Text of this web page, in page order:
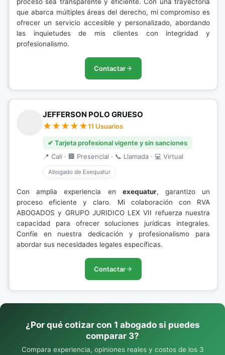
que abarca múltiples áreas del derecho, mi compromiso es
ofrecer un servicio accesible y personalizado, abordando
las inquietudes de mis clientes con integridad y
profesionalismo.
Contactar
JEFFERSON POLO GRUESO
11 Usuarios
✔ Tarjeta profesional vigente y sin sanciones
📍 Cali · 🏢 Presencial · 📞 Llamada · 💻 Virtual
Abogado de Exequatur
Con amplia experiencia en exequatur, garantizo un
proceso eficiente y claro. Mi colaboración con RVA
ABOGADOS y GRUPO JURIDICO LEX VII refuerza nuestra
capacidad para ofrecer soluciones jurídicas integrales.
Confíe en nuestra dedicación y profesionalismo para
abordar sus necesidades legales específicas.
Contactar
¿Por qué cotizar con 1 abogado si puedes
comparar 3?
Compara experiencia, opiniones reales y costos de los 3